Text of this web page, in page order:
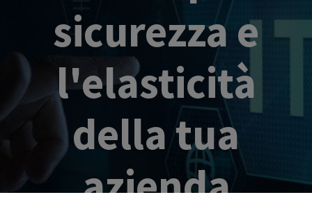
sicurezza e
l'elasticità
della tua
azienda